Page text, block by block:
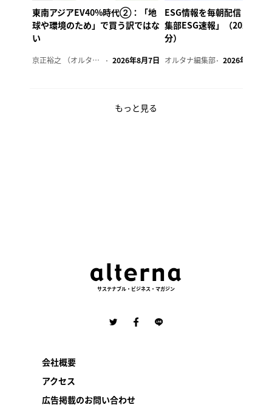
東南アジアEV40%時代②：「地
球や環境のため」で買う訳ではな
い
京正裕之 （オルタナ副編集長） 2026年8月7日
ESG情報を毎朝配信「オル
集部ESG速報」（2026年8
分）
オルタナ編集部 2026年8月7日
もっと見る
サステナブル・ビジネス・マガジン
会社概要
アクセス
広告掲載のお問い合わせ